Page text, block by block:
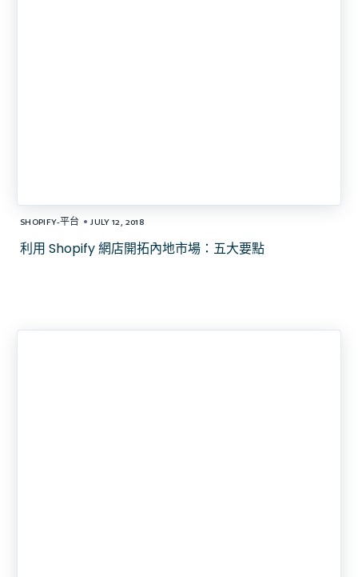
SHOPIFY-平台 • JULY 12, 2018
利用 Shopify 網店開拓內地市場：五大要點